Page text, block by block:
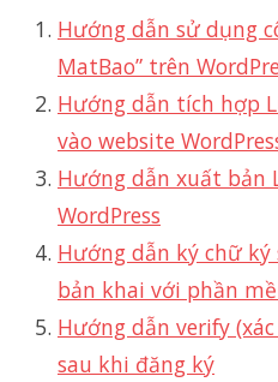
Hướng dẫn sử dụng
MatBao” trên
Hướng dẫn tích hợp
vào website
Hướng dẫn xuất bản
WordPress
Hướng dẫn ký chữ
bản khai với phần
Hướng dẫn verify
sau khi đăng ký